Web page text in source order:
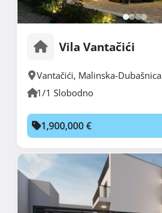
Vila Vantačići
Vantačići, Malinska-Dubašnica
1/1 Slobodno
1,900,000 €